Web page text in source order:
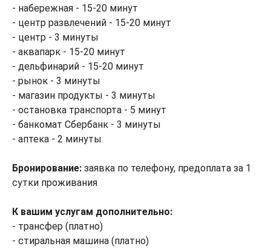
- набережная - 15-20 минут
- центр развлечений - 15-20 минут
- центр - 3 минуты
- аквапарк - 15-20 минут
- дельфинарий - 15-20 минут
- рынок - 3 минуты
- магазин продукты - 3 минуты
- остановка транспорта - 5 минут
- банкомат Сбербанк - 3 минуты
- аптека - 2 минуты
Бронирование: заявка по телефону, предоплата за 1
сутки проживания
К вашим услугам дополнительно:
- трансфер (платно)
- стиральная машина (платно)